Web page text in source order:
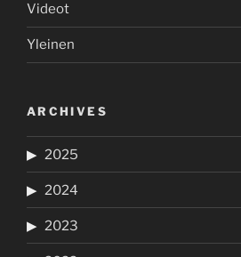
Videot
Yleinen
ARCHIVES
2025
2024
2023